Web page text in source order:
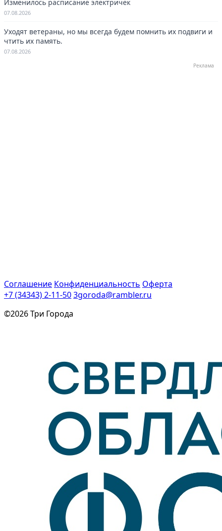
Изменилось расписание электричек
07.08.2026
Уходят ветераны, но мы всегда будем помнить их подвиги и
чтить их память.
07.08.2026
Реклама
Соглашение Конфиденциальность Оферта
+7 (34343) 2-11-503goroda@rambler.ru
©2026 Три Города